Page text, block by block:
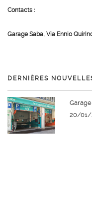
Contacts :
Garage Saba, Via Ennio
DERNIÈRES
20/01/